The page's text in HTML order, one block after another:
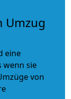
Umzug
eine
wenn sie
von